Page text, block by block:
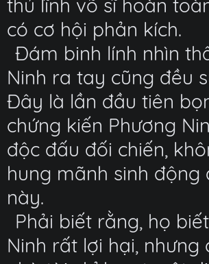
thủ lĩnh võ sĩ hoàn
có cơ hội phản kích.
Đám binh lính nhìn
Ninh ra tay cũng đều
Đây là lần đầu tiên
chứng kiến Phương
độc đấu đối chiến,
hung mãnh sinh động
này.
Phải biết rằng, họ
Ninh rất lợi hại, nhưng